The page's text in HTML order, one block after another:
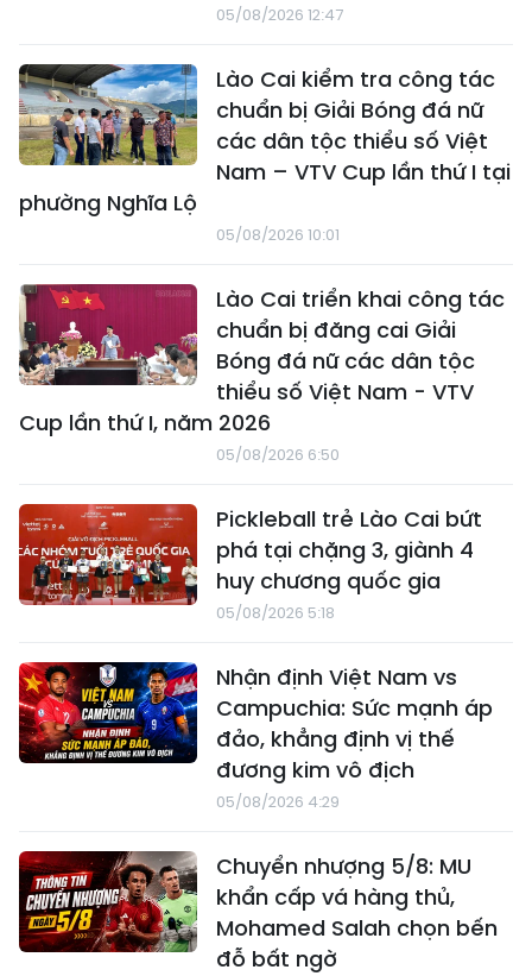
05/08/2026 12:47
Lào Cai kiểm tra công tác
chuẩn bị Giải Bóng đá nữ
các dân tộc thiểu số Việt
Nam – VTV Cup lần thứ I tại
phường Nghĩa Lộ
05/08/2026 10:01
Lào Cai triển khai công tác
chuẩn bị đăng cai Giải
Bóng đá nữ các dân tộc
thiểu số Việt Nam - VTV
Cup lần thứ I, năm 2026
05/08/2026 6:50
Pickleball trẻ Lào Cai bứt
phá tại chặng 3, giành 4
huy chương quốc gia
05/08/2026 5:18
Nhận định Việt Nam vs
Campuchia: Sức mạnh áp
đảo, khẳng định vị thế
đương kim vô địch
05/08/2026 4:29
Chuyển nhượng 5/8: MU
khẩn cấp vá hàng thủ,
Mohamed Salah chọn bến
đỗ bất ngờ